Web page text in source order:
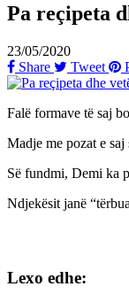
Pa reçipeta
23/05/2020
Share
Tweet
Falë formave të saj
Madje me pozat e saj
Së fundmi, Demi ka
Ndjekësit janë
Lexo edhe: